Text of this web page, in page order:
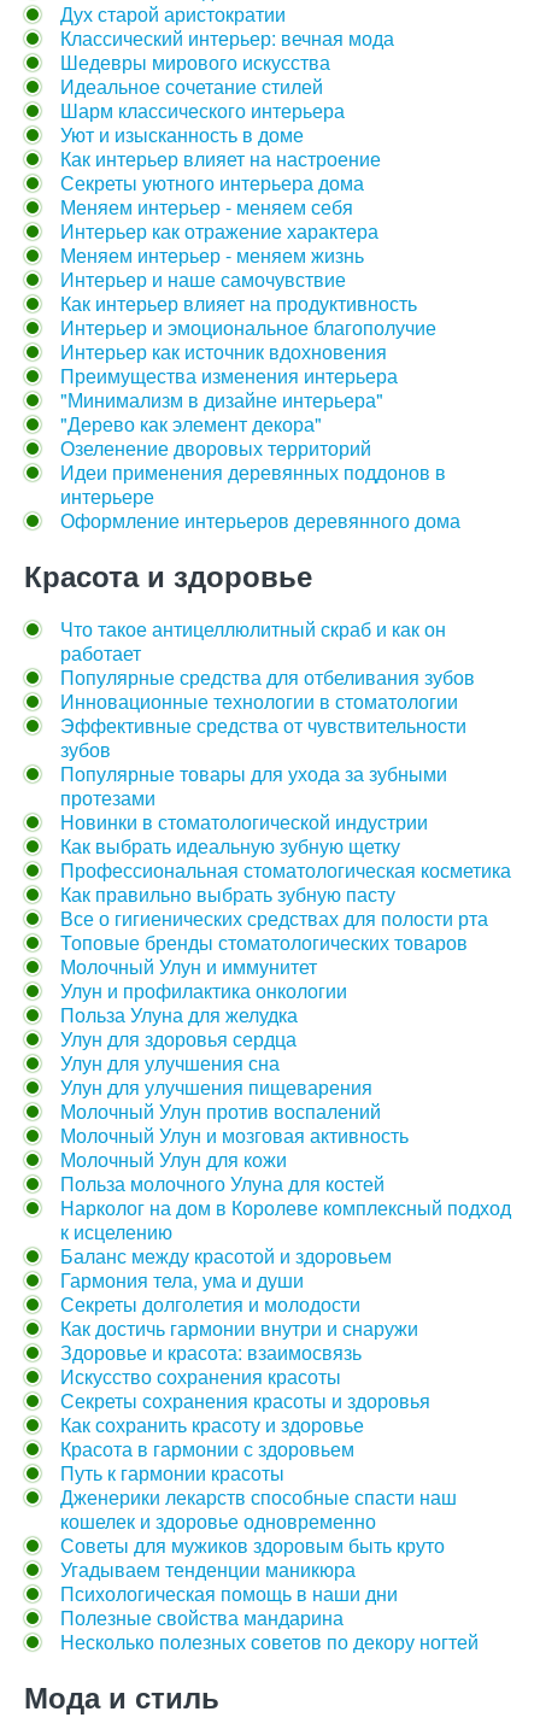
Дух старой аристократии
Классический интерьер: вечная мода
Шедевры мирового искусства
Идеальное сочетание стилей
Шарм классического интерьера
Уют и изысканность в доме
Как интерьер влияет на настроение
Секреты уютного интерьера дома
Меняем интерьер - меняем себя
Интерьер как отражение характера
Меняем интерьер - меняем жизнь
Интерьер и наше самочувствие
Как интерьер влияет на продуктивность
Интерьер и эмоциональное благополучие
Интерьер как источник вдохновения
Преимущества изменения интерьера
"Минимализм в дизайне интерьера"
"Дерево как элемент декора"
Озеленение дворовых территорий
Идеи применения деревянных поддонов в
интерьере
Оформление интерьеров деревянного дома
Красота и здоровье
Что такое антицеллюлитный скраб и как он
работает
Популярные средства для отбеливания зубов
Инновационные технологии в стоматологии
Эффективные средства от чувствительности
зубов
Популярные товары для ухода за зубными
протезами
Новинки в стоматологической индустрии
Как выбрать идеальную зубную щетку
Профессиональная стоматологическая косметика
Как правильно выбрать зубную пасту
Все о гигиенических средствах для полости рта
Топовые бренды стоматологических товаров
Молочный Улун и иммунитет
Улун и профилактика онкологии
Польза Улуна для желудка
Улун для здоровья сердца
Улун для улучшения сна
Улун для улучшения пищеварения
Молочный Улун против воспалений
Молочный Улун и мозговая активность
Молочный Улун для кожи
Польза молочного Улуна для костей
Нарколог на дом в Королеве комплексный подход
к исцелению
Баланс между красотой и здоровьем
Гармония тела, ума и души
Секреты долголетия и молодости
Как достичь гармонии внутри и снаружи
Здоровье и красота: взаимосвязь
Искусство сохранения красоты
Секреты сохранения красоты и здоровья
Как сохранить красоту и здоровье
Красота в гармонии с здоровьем
Путь к гармонии красоты
Дженерики лекарств способные спасти наш
кошелек и здоровье одновременно
Советы для мужиков здоровым быть круто
Угадываем тенденции маникюра
Психологическая помощь в наши дни
Полезные свойства мандарина
Несколько полезных советов по декору ногтей
Мода и стиль